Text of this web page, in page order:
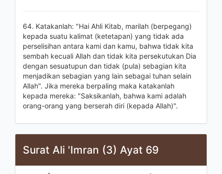
64. Katakanlah: "Hai Ahli Kitab, marilah (berpegang)
kepada suatu kalimat (ketetapan) yang tidak ada
perselisihan antara kami dan kamu, bahwa tidak kita
sembah kecuali Allah dan tidak kita persekutukan Dia
dengan sesuatupun dan tidak (pula) sebagian kita
menjadikan sebagian yang lain sebagai tuhan selain
Allah". Jika mereka berpaling maka katakanlah
kepada mereka: "Saksikanlah, bahwa kami adalah
orang-orang yang berserah diri (kepada Allah)".
Surat Ali 'Imran (3) Ayat 69